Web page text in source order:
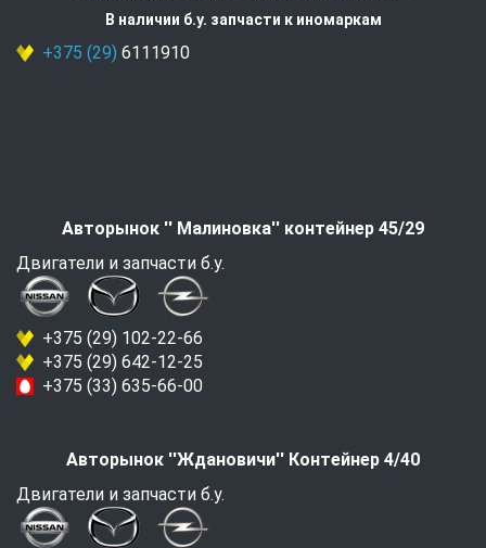
В наличии б.у. запчасти к иномаркам
+375 (29) 6111910
Авторынок '' Малиновка'' контейнер 45/29
Двигатели и запчасти б.у.
+375 (29) 102-22-66
+375 (29) 642-12-25
+375 (33) 635-66-00
Авторынок ''Ждановичи'' Контейнер 4/40
Двигатели и запчасти б.у.